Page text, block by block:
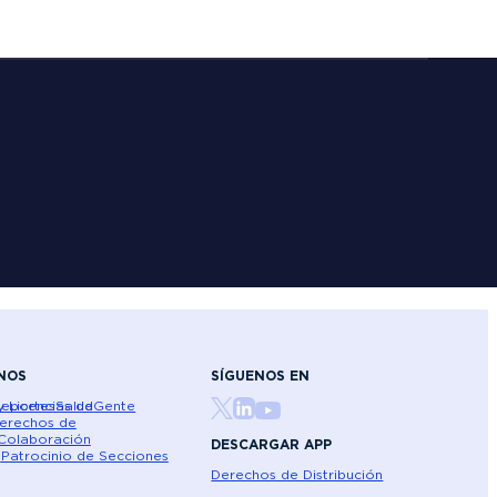
SaludGente
Licencias de
de
Patrocinio de Secciones
SÍGUENOS EN
DESCARGAR APP
Derechos de Distribución